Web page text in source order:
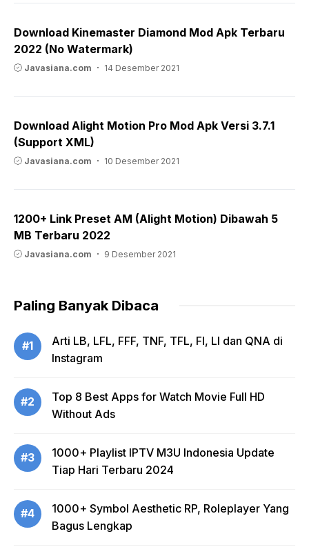
Download Kinemaster Diamond Mod Apk Terbaru
2022 (No Watermark)
Javasiana.com 14 Desember 2021
Download Alight Motion Pro Mod Apk Versi 3.7.1
(Support XML)
Javasiana.com 10 Desember 2021
1200+ Link Preset AM (Alight Motion) Dibawah 5
MB Terbaru 2022
Javasiana.com 9 Desember 2021
Paling Banyak Dibaca
#1
Arti LB, LFL, FFF, TNF, TFL, FI, LI dan QNA di
Instagram
#2
Top 8 Best Apps for Watch Movie Full HD
Without Ads
#3
1000+ Playlist IPTV M3U Indonesia Update
Tiap Hari Terbaru 2024
#4
1000+ Symbol Aesthetic RP, Roleplayer Yang
Bagus Lengkap